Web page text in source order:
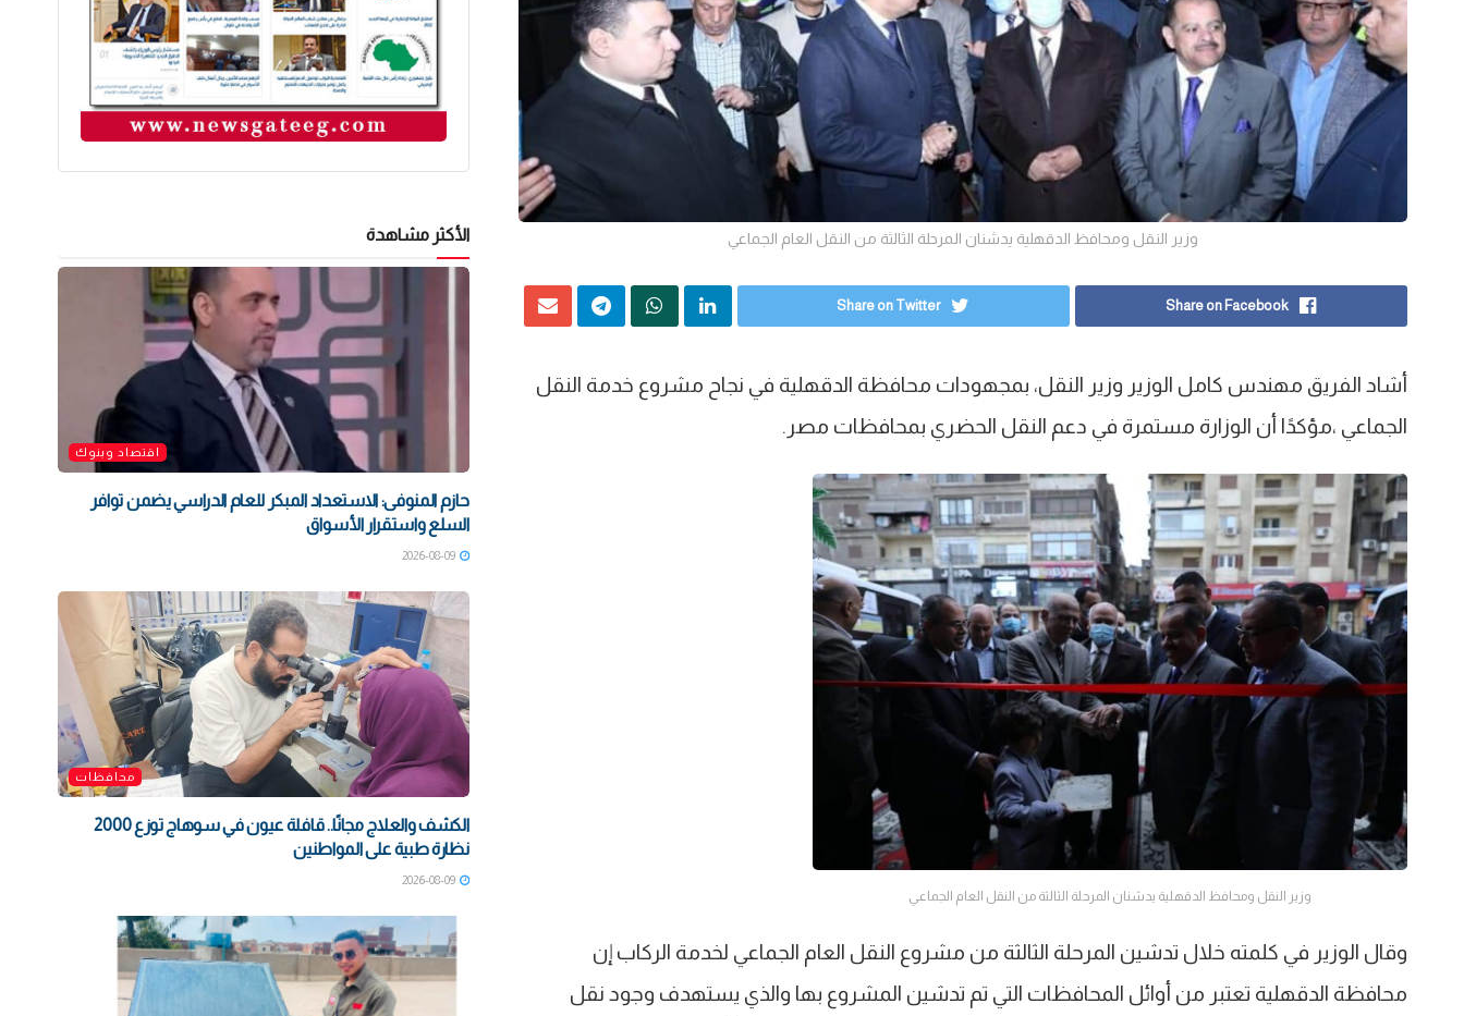
وزير النقل ومحافظ الدقهلية يدشنان المرحلة الثالثة من النقل العام الجماعي
Share on Facebook
Share on Twitter
أشاد الفريق مهندس كامل الوزير وزير النقل، بمجهودات محافظة الدقهلية في نجاح مشروع خدمة النقل
الجماعي ،مؤكدًا أن الوزارة مستمرة في دعم النقل الحضري بمحافظات مصر.
وزير النقل ومحافظ الدقهلية يدشنان المرحلة الثالثة من النقل العام الجماعي
وقال الوزير في كلمته خلال تدشين المرحلة الثالثة من مشروع النقل العام الجماعي لخدمة الركاب إن
محافظة الدقهلية تعتبر من أوائل المحافظات التي تم تدشين المشروع بها والذي يستهدف وجود نقل
الأكثر مشاهدة
اقتصاد وبنوك
حازم المنوفى: الاستعداد المبكر للعام الدراسي يضمن توافر
السلع واستقرار الأسواق
2026-08-09
محافظات
الكشف والعلاج مجانًا.. قافلة عيون في سوهاج توزع 2000
نظارة طبية على المواطنين
2026-08-09